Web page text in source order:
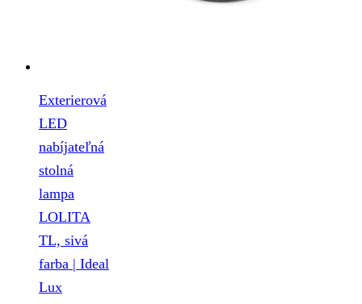
Exterierová
LED
nabíjateľná
stolná
lampa
LOLITA
TL, sivá
farba | Ideal
Lux